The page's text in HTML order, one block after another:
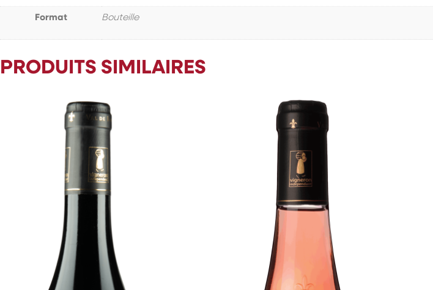
Format Bouteille
PRODUITS SIMILAIRES